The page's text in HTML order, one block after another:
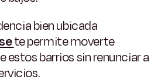
bien ubicada
te permite moverte
barrios sin renunciar a